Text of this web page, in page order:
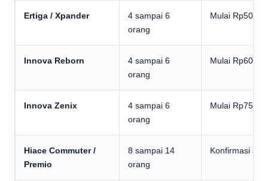
Ertiga / Xpander
4 sampai 6
orang
Mulai
Innova Reborn
4 sampai 6
orang
Mulai
Innova Zenix
4 sampai 6
orang
Mulai
Hiace Commuter /
Premio
8 sampai 14
orang
Konfirmasi